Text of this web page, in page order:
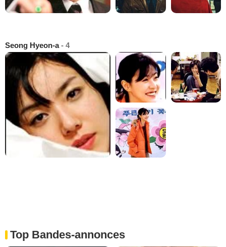
Seong Hyeon-a- 4
Top Bandes-annonces